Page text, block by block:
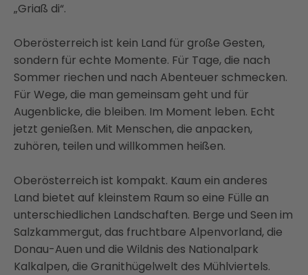
„Griaß di“.
Oberösterreich ist kein Land für große Gesten,
sondern für echte Momente. Für Tage, die nach
Sommer riechen und nach Abenteuer schmecken.
Für Wege, die man gemeinsam geht und für
Augenblicke, die bleiben. Im Moment leben. Echt
jetzt genießen. Mit Menschen, die anpacken,
zuhören, teilen und willkommen heißen.
Oberösterreich ist kompakt. Kaum ein anderes
Land bietet auf kleinstem Raum so eine Fülle an
unterschiedlichen Landschaften. Berge und Seen im
Salzkammergut, das fruchtbare Alpenvorland, die
Donau-Auen und die Wildnis des Nationalpark
Kalkalpen, die Granithügelwelt des Mühlviertels.